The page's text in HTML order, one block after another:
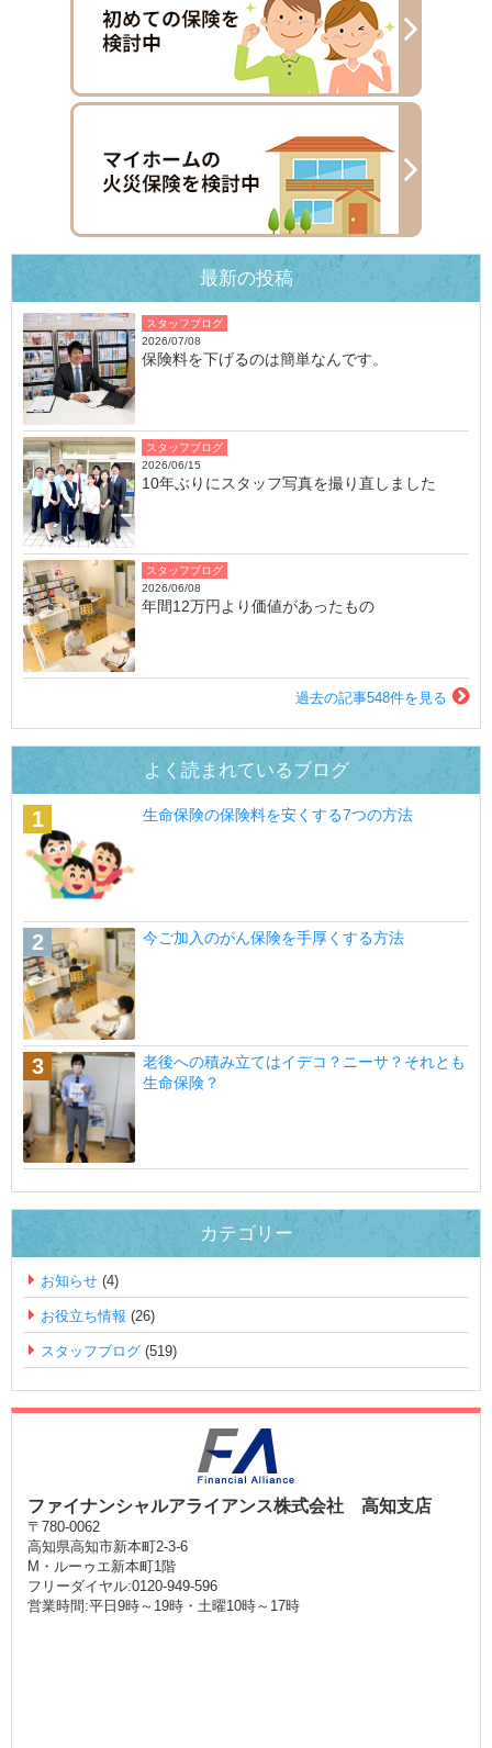
最新の投稿
スタッフブログ
2026/07/08
保険料を下げるのは簡単なんです。
スタッフブログ
2026/06/15
10年ぶりにスタッフ写真を撮り直しました
スタッフブログ
2026/06/08
年間12万円より価値があったもの
過去の記事548件を見る
よく読まれているブログ
生命保険の保険料を安くする7つの方法
今ご加入のがん保険を手厚くする方法
老後への積み立てはイデコ？ニーサ？それとも
生命保険？
カテゴリー
お知らせ (4)
お役立ち情報 (26)
スタッフブログ (519)
ファイナンシャルアライアンス株式会社 高知支店
〒780-0062
高知県高知市新本町2-3-6
M・ルーゥエ新本町1階
フリーダイヤル:0120-949-596
営業時間:平日9時～19時・土曜10時～17時